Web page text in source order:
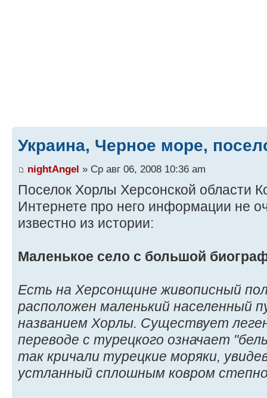
Украина, Черное море,
nightAngel » Ср авг 06, 2008 10:36 am
Поселок Хорлы Херсонской области
Интернете про него информации не
известно из истории:
Маленькое село с большой
Есть на Херсонщине живописный
расположен маленький населенный
названием Хорлы. Существует
переводе с турецкого означает
так кричали турецкие моряки,
устланный сплошным ковром